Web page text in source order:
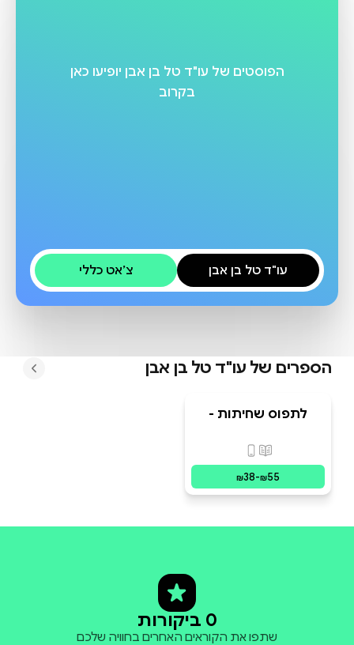
הפוסטים של עו"ד טל בן אבן יופיעו כאן
בקרוב
עו"ד טל בן אבן צ׳אט כללי
הספרים של עו"ד טל בן אבן
לתפוס שחיתות -
חקירות להב 433
פורמטים זמינים
₪38-₪55
0 ביקורות
שתפו את הקוראים האחרים בחוויה שלכם